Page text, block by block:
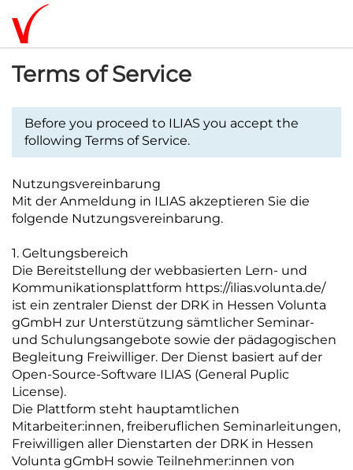
Terms of Service
Before you proceed to ILIAS you accept the
following Terms of Service.
Nutzungsvereinbarung
Mit der Anmeldung in ILIAS akzeptieren Sie die
folgende Nutzungsvereinbarung.
1. Geltungsbereich
Die Bereitstellung der webbasierten Lern- und
Kommunikationsplattform https://ilias.volunta.de/
ist ein zentraler Dienst der DRK in Hessen Volunta
gGmbH zur Unterstützung sämtlicher Seminar-
und Schulungsangebote sowie der pädagogischen
Begleitung Freiwilliger. Der Dienst basiert auf der
Open-Source-Software ILIAS (General Puplic
License).
Die Plattform steht hauptamtlichen
Mitarbeiter:innen, freiberuflichen Seminarleitungen,
Freiwilligen aller Dienstarten der DRK in Hessen
Volunta gGmbH sowie Teilnehmer:innen von